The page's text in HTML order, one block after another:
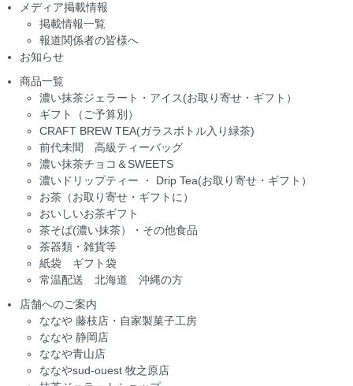
メディア掲載情報
掲載情報一覧
報道関係者の皆様へ
お知らせ
商品一覧
濃い抹茶ジェラート・アイス(お取り寄せ・ギフト）
ギフト（ご予算別）
CRAFT BREW TEA(ガラスボトル入り緑茶)
前代未聞 高級ティーバッグ
濃い抹茶チョコ＆SWEETS
濃いドリップティー ・ Drip Tea(お取り寄せ・ギフト）
お茶（お取り寄せ・ギフトに）
おいしいお茶ギフト
茶そば(濃い抹茶）・その他食品
茶器類・雑貨等
紙袋 ギフト袋
常温配送 北海道 沖縄の方
店舗へのご案内
ななや 藤枝店・自家製菓子工房
ななや 静岡店
ななや青山店
ななやsud-ouest 牧之原店